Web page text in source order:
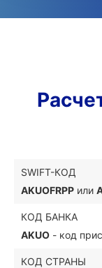
SWIFT-КОД
AKUOFRPP или
КОД БАНКА
AKUO - код
КОД СТРАНЫ